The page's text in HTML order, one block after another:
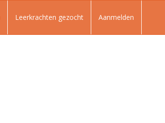
Leerkrachten gezocht Aanmelden